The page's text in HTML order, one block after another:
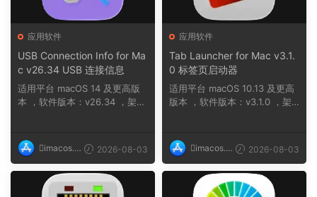
应用软件
USB Connection Info for Ma
c v26.34 USB 连接信息
适用平台 macOS 14 及更高版
本 ，软件版本：v26.34 ，架
imacos.t
op
2026-08-03
应用软件
Tab Launcher for Mac v3.1.
0 标签页启动器
适用平台 macOS 10.13 及更高
版本 ，软件版本：v3.1.0 ，架
imacos.t
op
2026-08-03